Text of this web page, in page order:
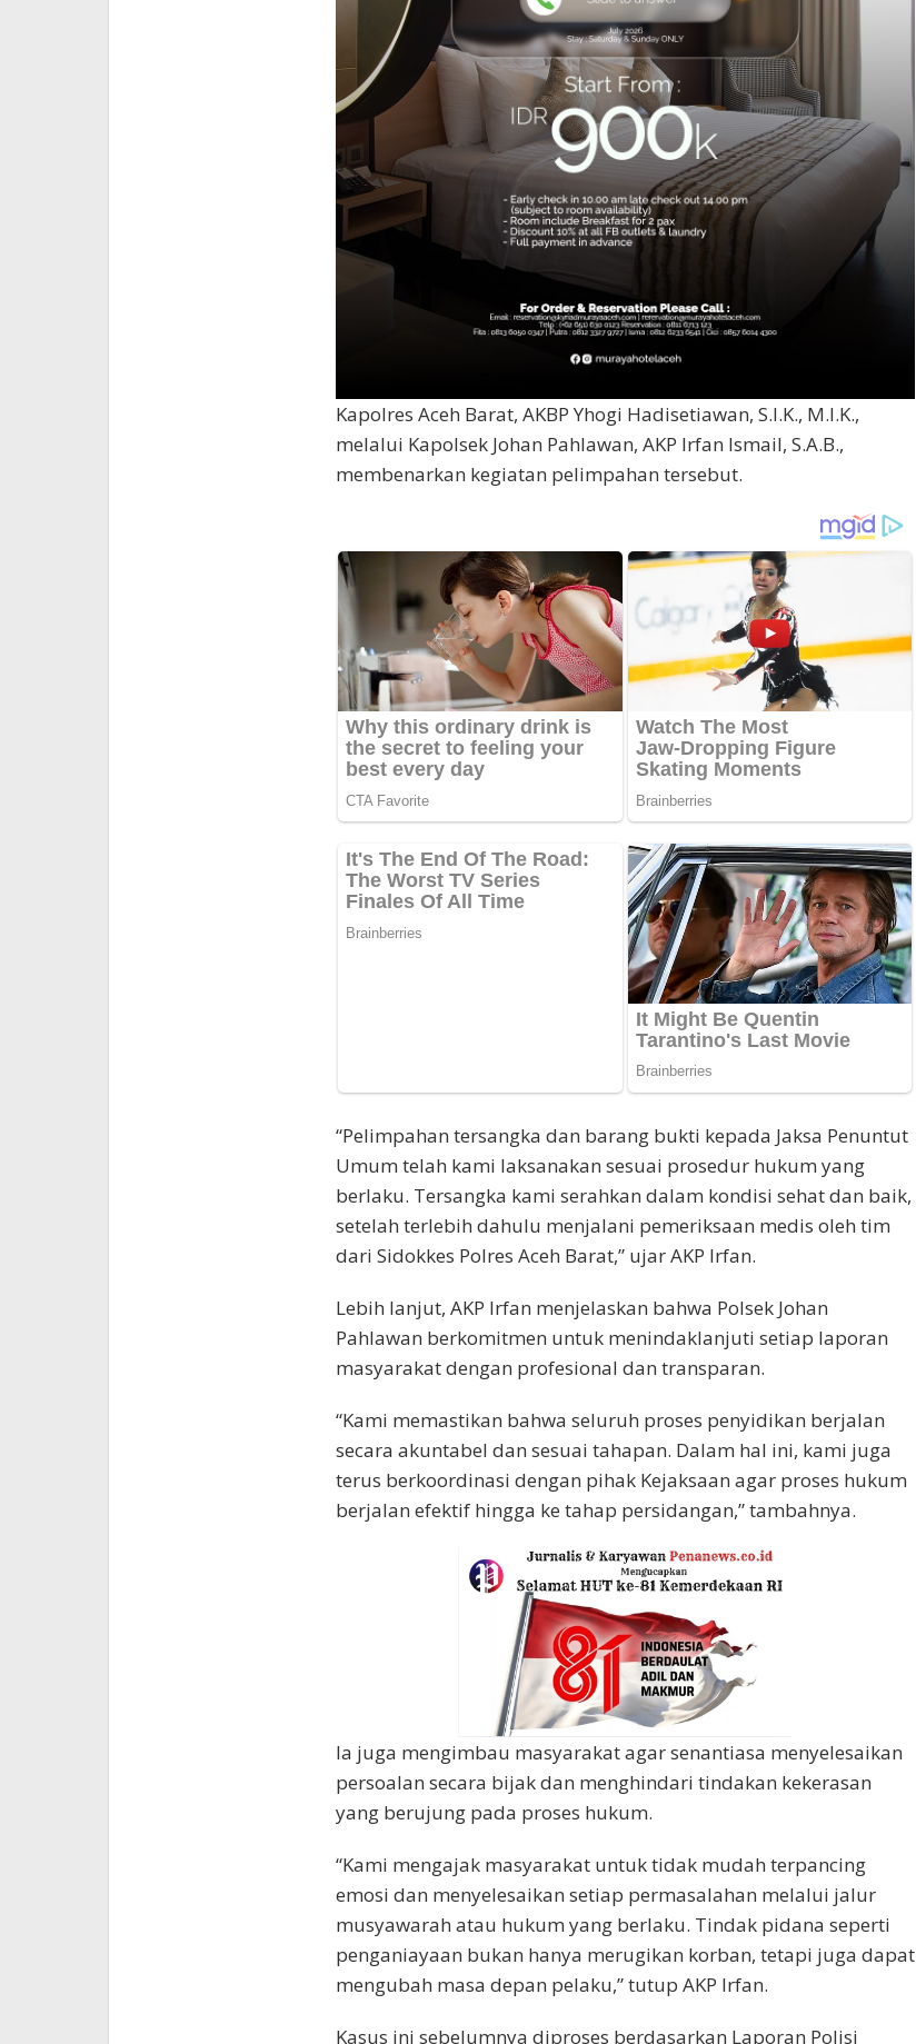
Kapolres Aceh Barat, AKBP Yhogi Hadisetiawan, S.I.K., M.I.K.,
melalui Kapolsek Johan Pahlawan, AKP Irfan Ismail, S.A.B.,
membenarkan kegiatan pelimpahan tersebut.
“Pelimpahan tersangka dan barang bukti kepada Jaksa Penuntut
Umum telah kami laksanakan sesuai prosedur hukum yang
berlaku. Tersangka kami serahkan dalam kondisi sehat dan baik,
setelah terlebih dahulu menjalani pemeriksaan medis oleh tim
dari Sidokkes Polres Aceh Barat,” ujar AKP Irfan.
Lebih lanjut, AKP Irfan menjelaskan bahwa Polsek Johan
Pahlawan berkomitmen untuk menindaklanjuti setiap laporan
masyarakat dengan profesional dan transparan.
“Kami memastikan bahwa seluruh proses penyidikan berjalan
secara akuntabel dan sesuai tahapan. Dalam hal ini, kami juga
terus berkoordinasi dengan pihak Kejaksaan agar proses hukum
berjalan efektif hingga ke tahap persidangan,” tambahnya.
Ia juga mengimbau masyarakat agar senantiasa menyelesaikan
persoalan secara bijak dan menghindari tindakan kekerasan
yang berujung pada proses hukum.
“Kami mengajak masyarakat untuk tidak mudah terpancing
emosi dan menyelesaikan setiap permasalahan melalui jalur
musyawarah atau hukum yang berlaku. Tindak pidana seperti
penganiayaan bukan hanya merugikan korban, tetapi juga dapat
mengubah masa depan pelaku,” tutup AKP Irfan.
Kasus ini sebelumnya diproses berdasarkan Laporan Polisi